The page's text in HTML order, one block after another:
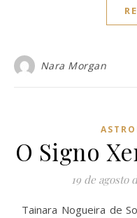
Nara Morgan
O Signo
19 de agosto
Tainara Nogueira de Souza e Natasha T. dos Santos. >>